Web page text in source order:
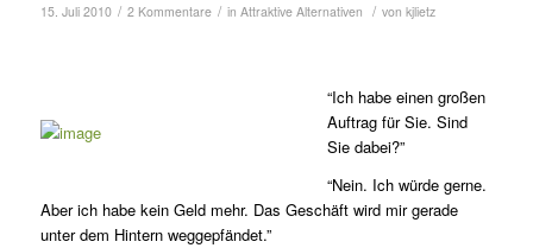
15. Juli 2010 / 2 Kommentare / in Attraktive Alternativen / von kjlietz
“Ich habe einen großen
Auftrag für Sie. Sind
Sie dabei?”
“Nein. Ich würde gerne.
Aber ich habe kein Geld mehr. Das Geschäft wird mir gerade
unter dem Hintern weggepfändet.”